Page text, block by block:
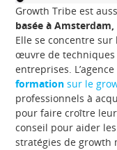
Growth Tribe est
basée à
Elle se concentre
œuvre de
entreprises.
formation sur le
professionnels à
pour faire croître
conseil pour aider
stratégies de growth